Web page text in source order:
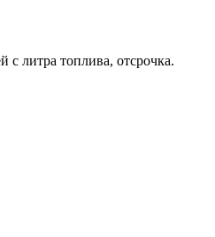
литра топлива, отсрочка.